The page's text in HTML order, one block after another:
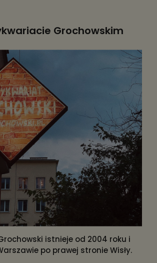
Grochowskim
istnieje od 2004 roku i
po prawej stronie Wisły.